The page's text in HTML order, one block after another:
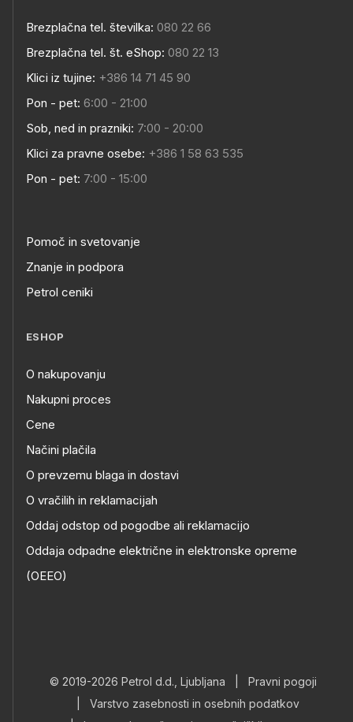
Brezplačna tel. številka: 080 22 66
Brezplačna tel. št. eShop: 080 22 13
Klici iz tujine: +386 14 71 45 90
Pon - pet: 6:00 - 21:00
Sob, ned in prazniki: 7:00 - 20:00
Klici za pravne osebe: +386 1 58 63 535
Pon - pet: 7:00 - 15:00
Pomoč in svetovanje
Znanje in podpora
Petrol ceniki
ESHOP
O nakupovanju
Nakupni proces
Cene
Načini plačila
O prevzemu blaga in dostavi
O vračilih in reklamacijah
Oddaj odstop od pogodbe ali reklamacijo
Oddaja odpadne električne in elektronske opreme
(OEEO)
© 2019-2026 Petrol d.d., Ljubljana
Pravni pogoji
Varstvo zasebnosti in osebnih podatkov